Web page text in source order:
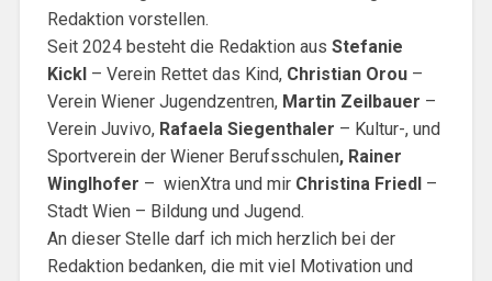
Redaktion vorstellen.
Seit 2024 besteht die Redaktion aus Stefanie
Kickl – Verein Rettet das Kind, Christian Orou–
Verein Wiener Jugendzentren, Martin Zeilbauer –
Verein Juvivo, Rafaela Siegenthaler – Kultur-, und
Sportverein der Wiener Berufsschulen, Rainer
Winglhofer – wienXtra und mir Christina Friedl–
Stadt Wien – Bildung und Jugend.
An dieser Stelle darf ich mich herzlich bei der
Redaktion bedanken, die mit viel Motivation und